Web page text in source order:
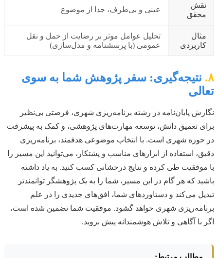
نقش
محقق
عینی و بی‌طرف، جدا از موضوع
مثال
کاربردی
تحلیل عوامل موثر بر رضایت از حمل و نقل
عمومی (با پرسشنامه و مدل‌سازی)
۸. نتیجه‌گیری: سفر پژوهش شما به سوی
تعالی
نگارش پایان‌نامه در رشته برنامه‌ریزی شهری، فرصتی بی‌نظیر
برای تعمیق دانش، توسعه مهارت‌های پژوهشی، و کمک به پیشرفت
در حوزه شهری است. با انتخاب موضوعی هدفمند، برنامه‌ریزی
دقیق، استفاده از ابزارهای مناسب و پشتکار، می‌توانید این مسیر را
با موفقیت طی کرده و نتایج درخشانی کسب کنید. به یاد داشته
باشید که هر گام در این مسیر، شما را به یک پژوهشگر توانمندتر
تبدیل می‌کند و دستاوردهای شما، افق‌های جدیدی را در علم
برنامه‌ریزی شهری خواهد گشود. موفقیت شما تضمین شده است،
اگر با آگاهی و تلاش هوشمندانه پیش بروید.